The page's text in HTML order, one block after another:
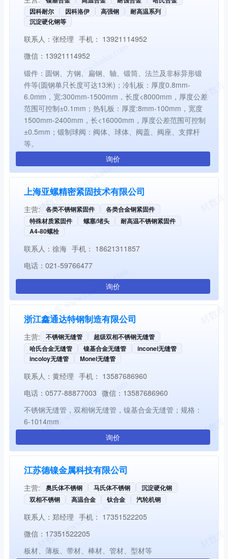
因科耐尔
因科洛伊 高强钢
耐高温系列
沉淀硬化钢等
联系人： 张经理 手机： 13921114952
微信： 13921114952
锻件：圆钢、方钢、扁钢、轴、锻筒、法兰及非标异形锻
件等(圆钢单只长度可达13米)；冷轧板：厚度0.8mm-
6.0mm，宽:300mm-1500mm，长度<8000mm，厚度公差
范围可控制±0.1mm；热轧板：厚度:8mm-100mm，宽度
1500mm-2400mm，长<16000mm，厚度公差范围可控制
±0.5mm；锻制球阀：阀体、球体、阀盖、阀座、支撑杆
等。
询价
上海亚螺精密紧固技术有限公司
主营: 各类不锈钢紧固件
各类合金钢紧固件
特殊材质紧固件
螺塞/堵头
耐高温不锈钢紧固件
A4-80螺栓
联系人： 徐海 手机： 18621311857
电话： 021-59766477
询价
浙江鑫通达特钢制造有限公司
主营: 不锈钢无缝管
超级双相不锈钢无缝管
哈氏合金无缝管
镍基合金无缝管
inconel无缝管
incoloy无缝管
Monel无缝管
联系人： 黄经理 手机： 13587686960
电话： 0577-88877003 微信： 13587686960
不锈钢无缝管，双相钢无缝管，镍基合金无缝管；规格：
6-1014mm
询价
江苏德镍金属科技有限公司
主营: 奥氏体不锈钢 马氏体不锈钢
沉淀硬化钢
双相不锈钢
高温合金 钛合金 汽轮机钢
联系人： 郑经理 手机： 17351522205
微信： 17351522205
板材、薄板、带材、棒材、管材、型材等